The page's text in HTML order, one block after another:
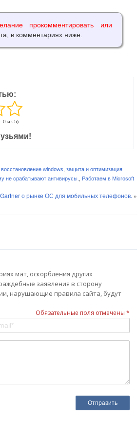
прокомментировать или
в комментариях ниже.
0 из 5)
восстановление windows защита и оптимизация
не срабатывают антивирусы.
Работаем в Microsoft
о рынке ОС для мобильных телефонов. »
мат, оскорбления других
заявления в сторону
нарушающие правила сайта, будут
Обязательные поля отмечены *